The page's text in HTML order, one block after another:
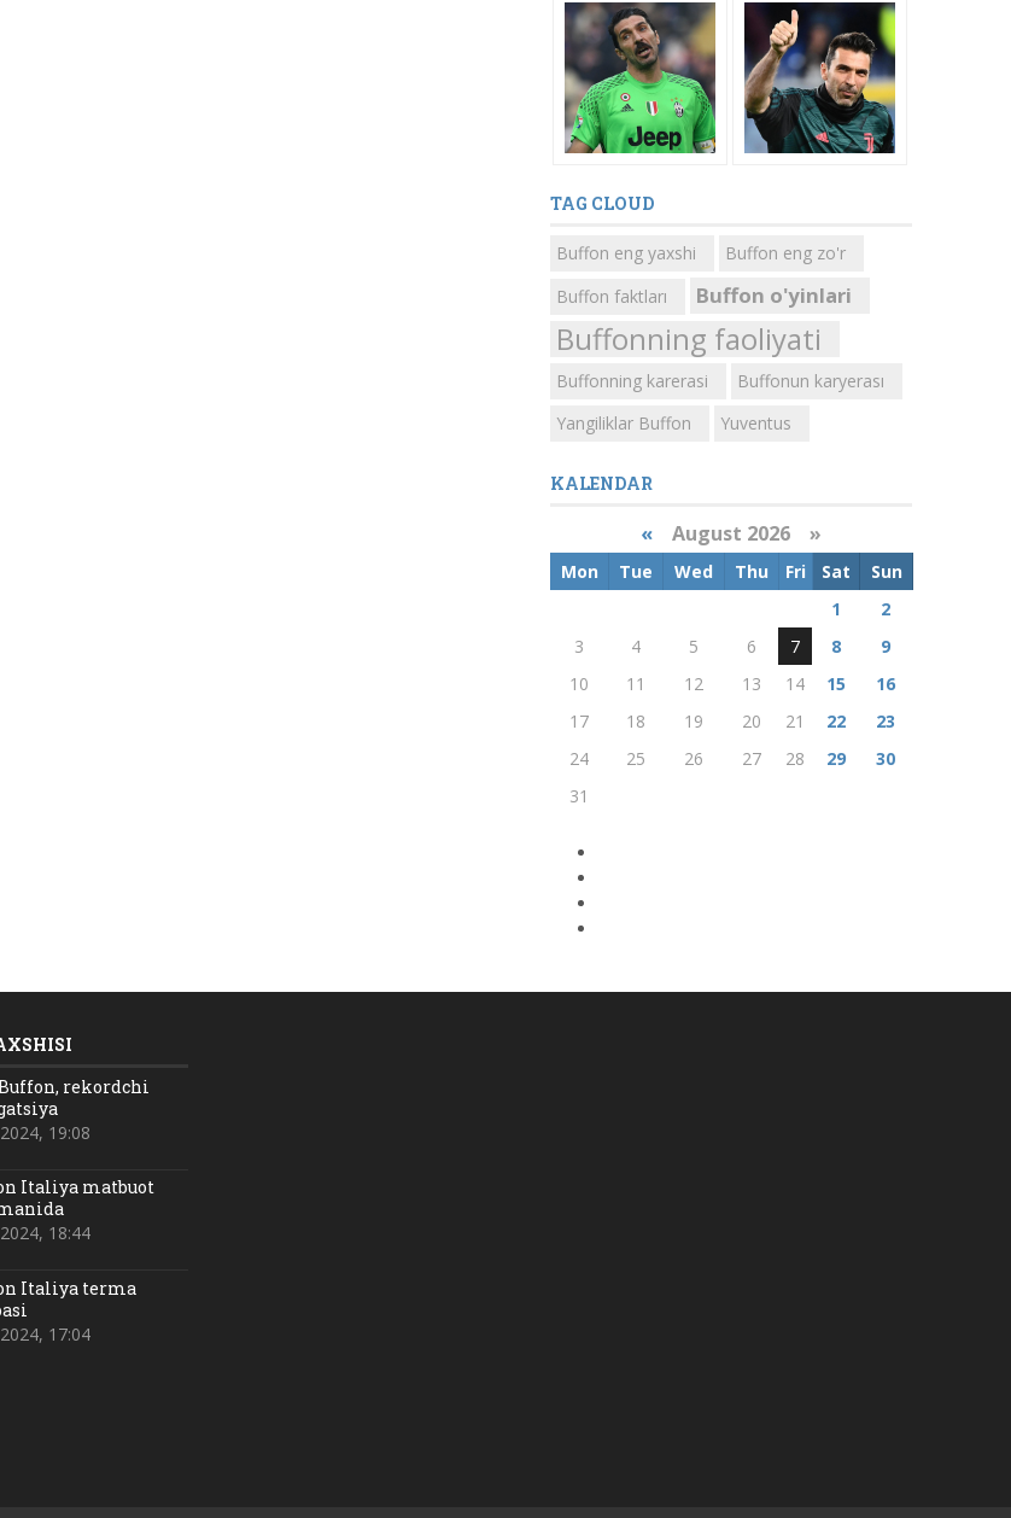
TAG CLOUD
Buffon eng yaxshi
Buffon eng zo'r
Buffon faktları
Buffon o'yinlari
Buffonning faoliyati
Buffonning karerasi
Buffonun karyerası
Yangiliklar Buffon
Yuventus
KALENDAR
« August 2026 »
Mon Tue Wed Thu Fri Sat
Sun
1
2
3
4 5 6 7 8
9
10
11 12 13 14 15
16
17
18 19 20 21 22
23
24
25 26 27 28 29
30
31
rekordchi
19:08
Italiya matbuot
18:44
Italiya terma
17:04